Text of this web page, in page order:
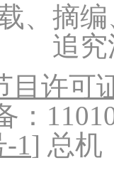
、摘
追
目许可
：
1] 总机